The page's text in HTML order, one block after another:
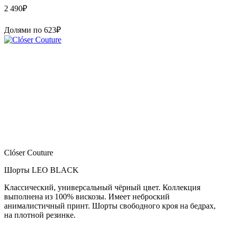
2 490₽
Долями по 623₽
Clóser Couture
Шорты LEO BLACK
Классический, универсальный чёрный цвет. Коллекция
выполнена из 100% вискозы. Имеет неброский
анималистичный принт. Шорты свободного кроя на бедрах,
на плотной резинке.